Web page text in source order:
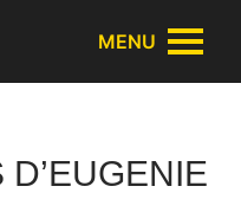
MENU